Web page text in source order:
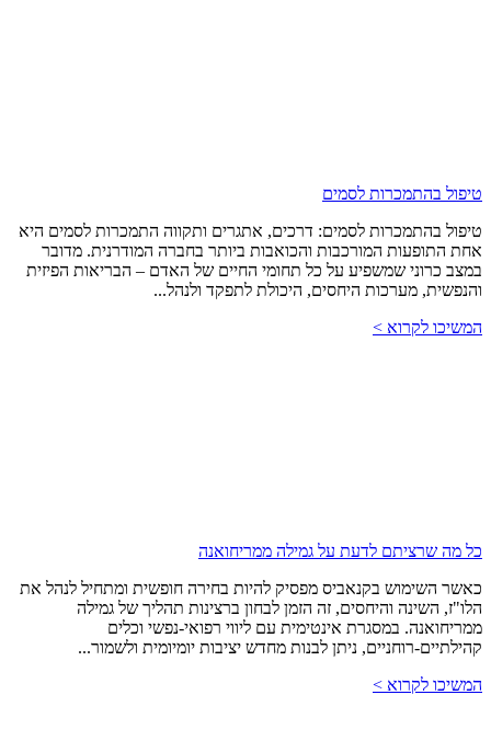
טיפול בהתמכרות לסמים
טיפול בהתמכרות לסמים: דרכים, אתגרים ותקווה התמכרות לסמים היא
אחת התופעות המורכבות והכואבות ביותר בחברה המודרנית. מדובר
במצב כרוני שמשפיע על כל תחומי החיים של האדם – הבריאות הפיזית
והנפשית, מערכות היחסים, היכולת לתפקד ולנהל...
המשיכו לקרוא >
כל מה שרציתם לדעת על גמילה ממריחואנה
כאשר השימוש בקנאביס מפסיק להיות בחירה חופשית ומתחיל לנהל את
הלו"ז, השינה והיחסים, זה הזמן לבחון ברצינות תהליך של גמילה
ממריחואנה. במסגרת אינטימית עם ליווי רפואי-נפשי וכלים
קהילתיים-רוחניים, ניתן לבנות מחדש יציבות יומיומית ולשמור...
המשיכו לקרוא >